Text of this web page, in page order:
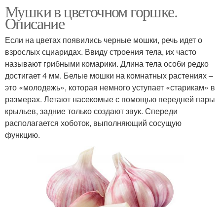
Мушки в цветочном горшке.
Описание
Если на цветах появились черные мошки, речь идет о
взрослых сциаридах. Ввиду строения тела, их часто
называют грибными комарики. Длина тела особи редко
достигает 4 мм. Белые мошки на комнатных растениях –
это «молодежь», которая немного уступает «старикам» в
размерах. Летают насекомые с помощью передней пары
крыльев, задние только создают звук. Спереди
располагается хоботок, выполняющий сосущую
функцию.